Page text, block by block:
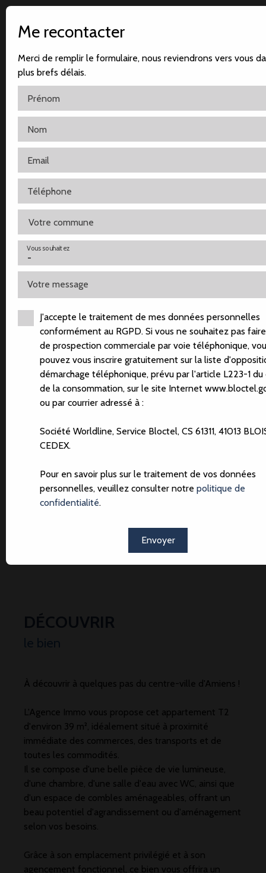
Accueil Notre agence Nos ventes Nos
APPARTEMENT T2-HYPER
CENTRE
138 000€ HAI
Appartement
Amiens 80000
Appartement à vendre, 2 pièces - Amiens 80000
À découvrir à quelques pas du centre-ville d'Amiens !
L'Agence Immo vous propose cet appartement T2
d'environ 39 m², idéalement situé à proximité
immédiate des commerces, des transports et de
toutes les commodités.
Il se compose d'une belle pièce de vie lumineuse,
d'une chambre, d'une salle d'eau avec WC, ainsi que
d'un espace de combles aménageables, offrant un
beau potentiel d'agrandissement ou d'aménagement
selon vos besoins.
Grâce à son emplacement privilégié et à son
agencement fonctionnel, ce bien vous offrira un
Me recontacter
Merci de remplir le formulaire, nous reviendrons vers vous
plus brefs délais.
Prénom
Nom
Email
Téléphone
Votre commune
-
Vous souhaitez
Votre message
J'accepte le traitement de mes données personnelles
conformément au RGPD. Si vous ne souhaitez pas
de prospection commerciale par voie téléphonique,
pouvez vous inscrire gratuitement sur la liste
démarchage téléphonique, prévu par l'article L223-1 du
de la consommation, sur le site Internet
ou par courrier adressé à :
Société Worldline, Service Bloctel, CS 61311, 41013
CEDEX.
Pour en savoir plus sur le traitement de vos données
personnelles, veuillez consulter notre politique de
confidentialité.
Envoyer